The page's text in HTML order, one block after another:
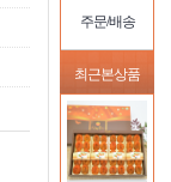
주문/배송
최근본상품